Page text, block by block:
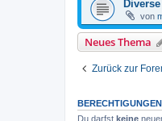
von
Neues Thema
Zurück zur
Du darfst keine